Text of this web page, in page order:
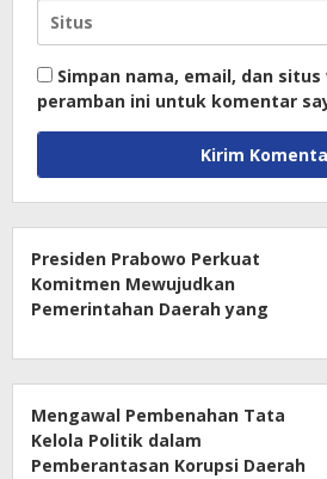
Simpan nama, email, dan situs
peramban ini untuk komentar
Presiden Prabowo Perkuat
Komitmen Mewujudkan
Pemerintahan Daerah yang
Mengawal Pembenahan Tata
Kelola Politik dalam
Pemberantasan Korupsi Daerah